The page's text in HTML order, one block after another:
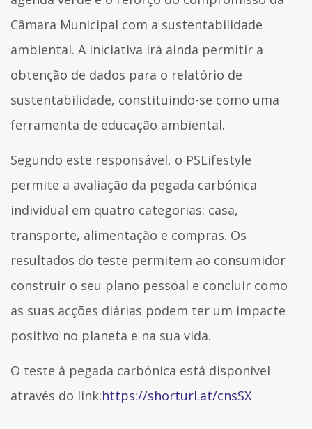
Câmara Municipal com a sustentabilidade
ambiental. A iniciativa irá ainda permitir a
obtenção de dados para o relatório de
sustentabilidade, constituindo-se como uma
ferramenta de educação ambiental.
Segundo este responsável, o PSLifestyle
permite a avaliação da pegada carbónica
individual em quatro categorias: casa,
transporte, alimentação e compras. Os
resultados do teste permitem ao consumidor
construir o seu plano pessoal e concluir como
as suas acções diárias podem ter um impacte
positivo no planeta e na sua vida.
O teste à pegada carbónica está disponível
através do link:https://shorturl.at/cnsSX